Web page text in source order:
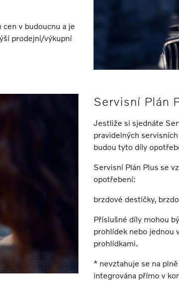
v budoucnu a je
prodejní/výkupní
Servisní Plán
Jestliže si sjednáte
pravidelných
budou tyto díly
Servisní Plán Plus se
opotřebení:
brzdové destičky,
Příslušné díly mohou
prohlídek nebo jednou
prohlídkami.
* nevztahuje se na
integrována přímo v